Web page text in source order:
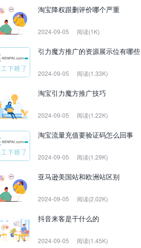
淘宝降权跟删评价哪个严重
2024-09-05 阅读(1K)
引力魔方推广的资源展示位有哪些
2024-09-05 阅读(1.33K)
淘宝引力魔方推广技巧
2024-09-05 阅读(1.22K)
淘宝流量充值要验证码怎么回事
2024-09-05 阅读(1.29K)
亚马逊美国站和欧洲站区别
2024-09-05 阅读(2.02K)
抖音来客是干什么的
2024-09-05 阅读(1.45K)